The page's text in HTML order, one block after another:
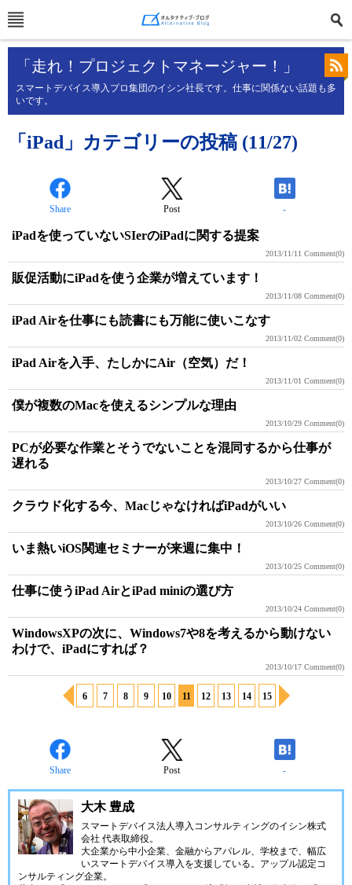
「走れ！プロジェクトマネージャー！」
スマートデバイス導入プロ集団のイシン社長です。仕事に関係ない話題も多
いです。
「iPad」カテゴリーの投稿 (11/27)
Share Post -
iPadを使っていないSIerのiPadに関する提案
2013/11/11 Comment(0)
販促活動にiPadを使う企業が増えています！
2013/11/08 Comment(0)
iPad Airを仕事にも読書にも万能に使いこなす
2013/11/02 Comment(0)
iPad Airを入手、たしかにAir（空気）だ！
2013/11/01 Comment(0)
僕が複数のMacを使えるシンプルな理由
2013/10/29 Comment(0)
PCが必要な作業とそうでないことを混同するから仕事が
遅れる
2013/10/27 Comment(0)
クラウド化する今、MacじゃなければiPadがいい
2013/10/26 Comment(0)
いま熱いiOS関連セミナーが来週に集中！
2013/10/25 Comment(0)
仕事に使うiPad AirとiPad miniの選び方
2013/10/24 Comment(0)
WindowsXPの次に、Windows7や8を考えるから動けない
わけで、iPadにすれば？
2013/10/17 Comment(0)
6 7 8 9 10 11 12 13 14 15
Share Post -
大木 豊成
スマートデバイス法人導入コンサルティングのイシン株式
会社 代表取締役。
大企業から中小企業、金融からアパレル、学校まで、幅広
いスマートデバイス導入を支援している。アップル認定コ
ンサルティング企業。